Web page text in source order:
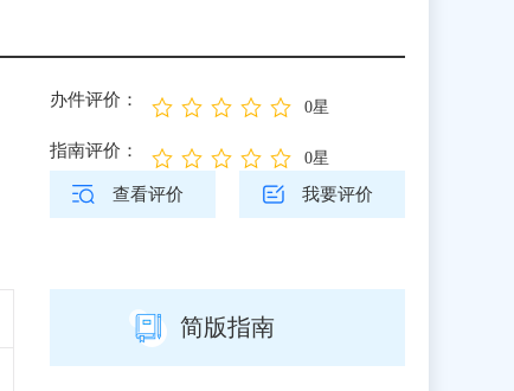
办件评价： 0星
指南评价： 0星
查看评价 我要评价
简版指南